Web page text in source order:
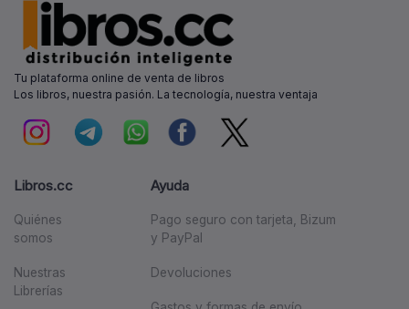
Tu plataforma online de venta de libros
Los libros, nuestra pasión. La tecnología, nuestra ventaja
Libros.cc
Quiénes
somos
Nuestras
Librerías
Ayuda
Pago seguro con tarjeta, Bizum
y PayPal
Devoluciones